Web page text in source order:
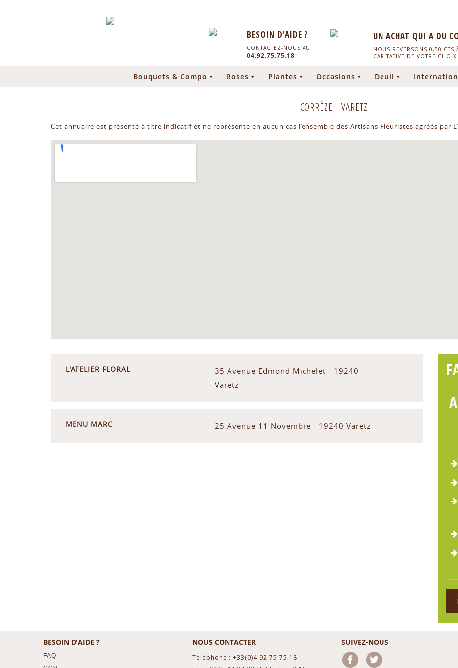
BESOIN D'AIDE ?
CONTACTEZ-NOUS AU
04.92.75.75.18
UN ACHAT QUI A DU
NOUS REVERSONS 0,50 CTS
CARITATIVE DE VOTRE CHOIX
Bouquets & Compo Roses Plantes Occasions Deuil
CORRÈZE - VARETZ
Cet annuaire est présenté à titre indicatif et ne représente en aucun cas l’ensemble des Artisans Fleuristes agréés par
L'ATELIER FLORAL
35 Avenue Edmond Michelet - 19240
Varetz
MENU MARC 25 Avenue 11 Novembre - 19240 Varetz
BESOIN D'AIDE ?
FAQ
NOUS CONTACTER
Téléphone : +33(0)4.92.75.75.18
SUIVEZ-NOUS
Facebook